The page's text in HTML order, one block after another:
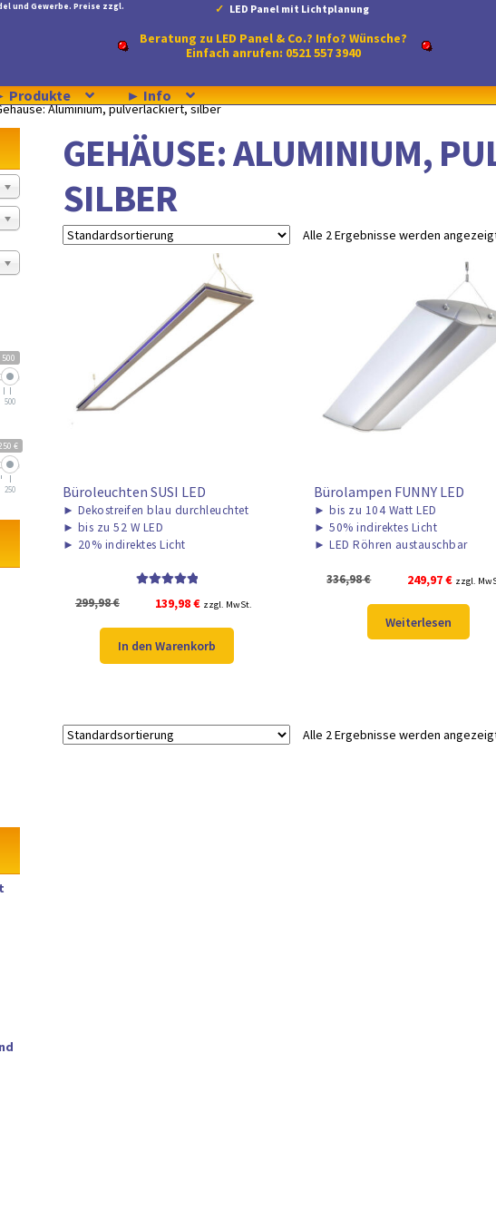
und Gewerbe. Preise zzgl.
LED Panel mit Lichtplanung
Beratung zu LED Panel & Co.? Info? Wünsche?
Einfach anrufen: 0521 557 3940
Produkte ► Info
Aluminium, pulverlackiert, silber
GEHÄUSE: ALUMINIUM,
SILBER
Alle 2 Ergebnisse werden
Büroleuchten SUSI LED
► Dekostreifen blau durchleuchtet
► bis zu 52 W LED
► 20% indirektes Licht
von 5
299,98€
Ursprünglicher
war:
299,98 €
139,98€Aktueller
ist:
139,98 €.
zzgl. MwSt.
In den Warenkorb
Bürolampen FUNNY LED
► bis zu 104 Watt LED
► 50% indirektes Licht
► LED Röhren austauschbar
336,98€
Ursprünglicher
war:
336,98 €
249,97€
249,97 €.
zzgl.
Weiterlesen
Alle 2 Ergebnisse werden
500
500
€
250